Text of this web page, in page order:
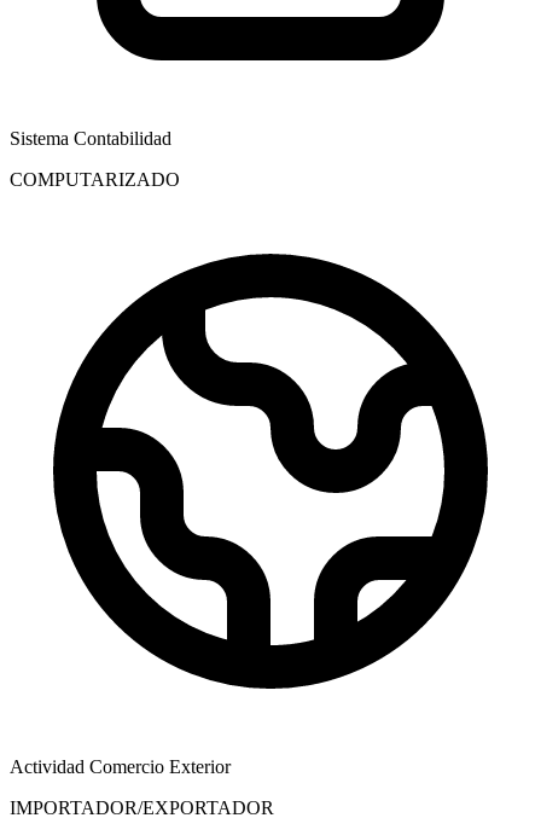
Sistema Contabilidad
COMPUTARIZADO
Actividad Comercio Exterior
IMPORTADOR/EXPORTADOR